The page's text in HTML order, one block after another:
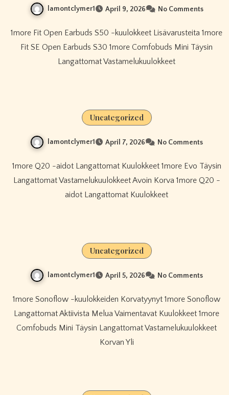
lamontclymer1 April 9, 2026 No Comments
1more Fit Open Earbuds S50 -kuulokkeet Lisävarusteita 1more
Fit SE Open Earbuds S30 1more Comfobuds Mini Täysin
Langattomat Vastamelukuulokkeet
Uncategorized
lamontclymer1 April 7, 2026 No Comments
1more Q20 -aidot Langattomat Kuulokkeet 1more Evo Täysin
Langattomat Vastamelukuulokkeet Avoin Korva 1more Q20 -
aidot Langattomat Kuulokkeet
Uncategorized
lamontclymer1 April 5, 2026 No Comments
1more Sonoflow -kuulokkeiden Korvatyynyt 1more Sonoflow
Langattomat Aktiivista Melua Vaimentavat Kuulokkeet 1more
Comfobuds Mini Täysin Langattomat Vastamelukuulokkeet
Korvan Yli